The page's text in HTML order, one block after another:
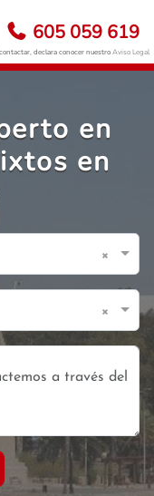
605 059 619
declara conocer nuestroAviso Legal
en
en
×
×